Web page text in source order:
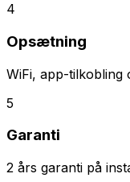
4
Opsætning
WiFi, app-tilkobling
5
Garanti
2 års garanti på